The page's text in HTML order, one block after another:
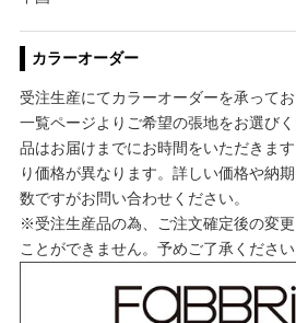
カラーオーダー
受注生産にてカラーオーダーを承って
一覧ページよりご希望の張地をお選び
品はお届けまでにお時間をいただきま
り価格が異なります。詳しい価格や納
数ですがお問い合わせください。
※受注生産品の為、ご注文確定後の変
ことができません。予めご了承ください